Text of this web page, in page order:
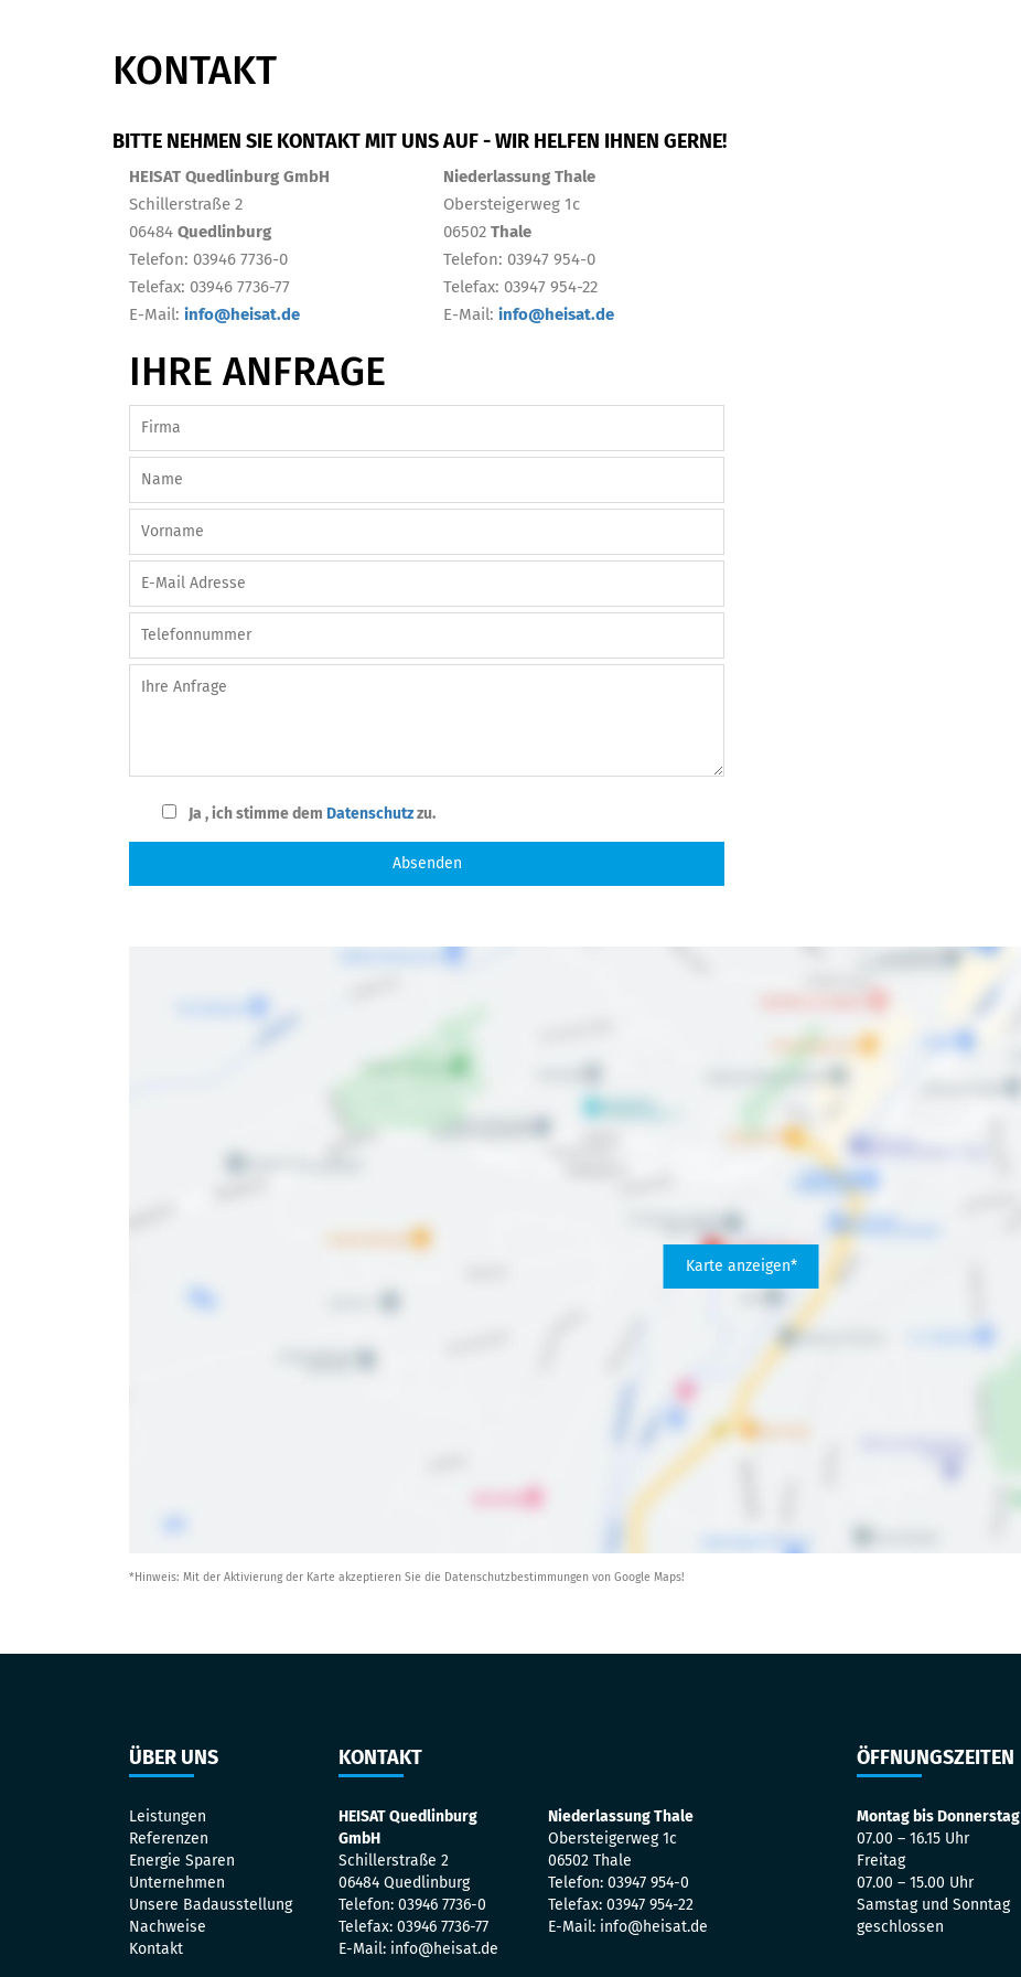
KONTAKT
BITTE NEHMEN SIE KONTAKT MIT UNS AUF - WIR HELFEN IHNEN GERNE!
HEISAT Quedlinburg GmbH
Schillerstraße 2
06484 Quedlinburg
Telefon: 03946 7736-0
Telefax: 03946 7736-77
E-Mail: info@heisat.de
Niederlassung Thale
Obersteigerweg 1c
06502 Thale
Telefon: 03947 954-0
Telefax: 03947 954-22
E-Mail: info@heisat.de
IHRE ANFRAGE
Ja , ich stimme dem Datenschutzzu.
Absenden
Karte anzeigen*
*Hinweis: Mit der Aktivierung der Karte akzeptieren Sie die Datenschutzbestimmungen von Google Maps!
ÜBER UNS
Leistungen
Referenzen
Energie Sparen
Unternehmen
Unsere Badausstellung
Nachweise
Kontakt
KONTAKT
HEISAT Quedlinburg
GmbH
Schillerstraße 2
06484 Quedlinburg
Telefon: 03946 7736-0
Telefax: 03946 7736-77
E-Mail: info@heisat.de
Niederlassung Thale
Obersteigerweg 1c
06502 Thale
Telefon: 03947 954-0
Telefax: 03947 954-22
E-Mail: info@heisat.de
ÖFFNUNGSZEITEN
Montag bis Donnerstag
07.00 – 16.15 Uhr
Freitag
07.00 – 15.00 Uhr
Samstag und Sonntag
geschlossen